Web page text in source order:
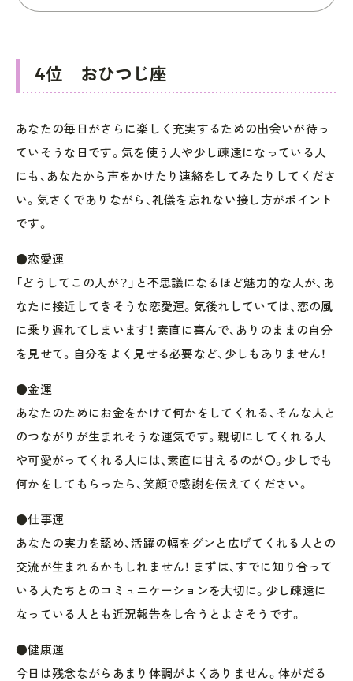
4位 おひつじ座
あなたの毎日がさらに楽しく充実するための出会いが待っ
ていそうな日です。気を使う人や少し疎遠になっている人
にも、あなたから声をかけたり連絡をしてみたりしてくださ
い。気さくでありながら、礼儀を忘れない接し方がポイント
です。
●恋愛運
「どうしてこの人が？」と不思議になるほど魅力的な人が、あ
なたに接近してきそうな恋愛運。気後れしていては、恋の風
に乗り遅れてしまいます！ 素直に喜んで、ありのままの自分
を見せて。自分をよく見せる必要など、少しもありません！
●金運
あなたのためにお金をかけて何かをしてくれる、そんな人と
のつながりが生まれそうな運気です。親切にしてくれる人
や可愛がってくれる人には、素直に甘えるのが〇。少しでも
何かをしてもらったら、笑顔で感謝を伝えてください。
●仕事運
あなたの実力を認め、活躍の幅をグンと広げてくれる人との
交流が生まれるかもしれません！ まずは、すでに知り合って
いる人たちとのコミュニケーションを大切に。少し疎遠に
なっている人とも近況報告をし合うとよさそうです。
●健康運
今日は残念ながらあまり体調がよくありません。体がだる